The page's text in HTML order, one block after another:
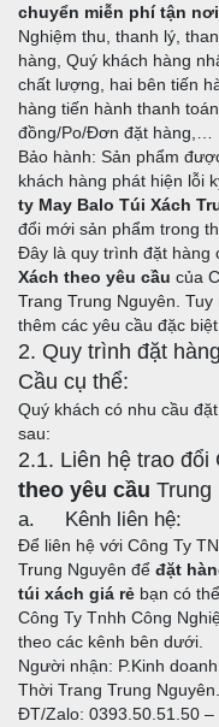
chuyển miễn phí tận
Nghiệm thu, thanh lý,
hàng, Quý khách hàng
chất lượng, hai bên tiến
hàng tiến hành thanh
đồng/Po/Đơn đặt hàng,…
Bảo hành: Sản phẩm
khách hàng phát hiện lỗi
ty May Balo Túi Xách
đổi mới sản phẩm trong
Đây là quy trình đặt hàng
Xách theo yêu cầu của
Trang Trung Nguyên.
thêm các yêu cầu đặc
2. Quy trình đặt
Cầu cụ thể:
Quý khách có nhu cầu
sau:
2.1. Liên hệ trao đổi
theo yêu cầu Trung
a. Kênh liên hệ:
Để liên hệ với Công Ty
Trung Nguyên để đặt
túi xách giá rẻ bạn có
Công Ty Tnhh Công
theo các kênh bên dưới.
Người nhận: P.Kinh
Thời Trang Trung Nguyên.
ĐT/Zalo: 0393.50.51.50 –